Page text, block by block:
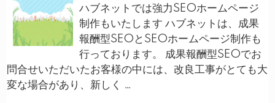
ハブネットでは強力SEOホームページ
制作もいたします ハブネットは、成果
報酬型SEOとSEOホームページ制作も
行っております。 成果報酬型SEOでお
問合せいただいたお客様の中には、改良工事がとても大
変な場合があり、新しく …